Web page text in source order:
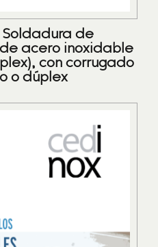
Soldadura de
acero inoxidable
con corrugado
o dúplex